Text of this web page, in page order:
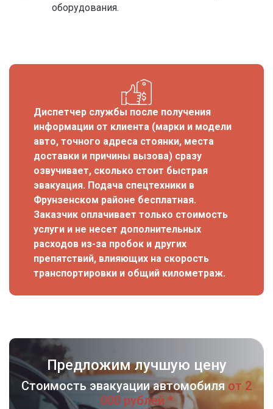
оборудования.
Диспетчер службы после получения
информации от клиента (марки и модели
авто, точного адреса стоянки, места
доставки и причины вызова) сразу
озвучивает, сколько стоит быстрая
эвакуация. Подача спецтехники в
Фрунзенском районе бесплатная.
Заказчик оплачивает только стоимость
услуги и не несет дополнительных
расходов из-за пробок и других
препятствий, влияющих на скорость
транспортировки и общий километраж.
Предложим лучшую цену
Стоимость эвакуации автомобиля от 2
000 рублей *